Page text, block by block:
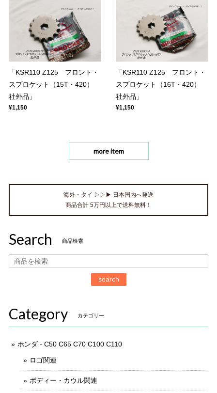
「KSR110 Z125 フロント・
スプロケット（15T・420）
社外品」
¥1,150
「KSR110 Z125 フロント・
スプロケット（16T・420）
社外品」
¥1,150
more item
海外・タイ ▷▷▶ 日本国内へ発送
商品合計 5万円以上で送料無料！
Search 商品検索
search
Category カテゴリー
ホンダ - C50 C65 C70 C100 C110
ロゴ関連
ボディー・カウル関連